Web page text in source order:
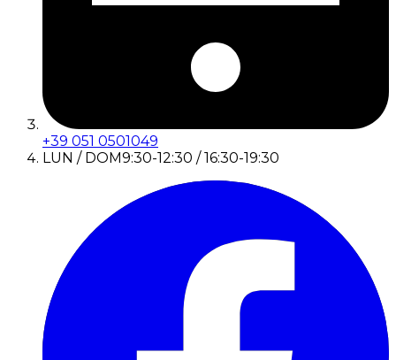
+39 051 0501049
LUN / DOM9:30-12:30 / 16:30-19:30